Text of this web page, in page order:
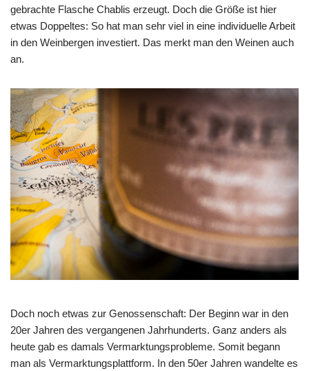
gebrachte Flasche Chablis erzeugt. Doch die Größe ist hier
etwas Doppeltes: So hat man sehr viel in eine individuelle Arbeit
in den Weinbergen investiert. Das merkt man den Weinen auch
an.
Doch noch etwas zur Genossenschaft: Der Beginn war in den
20er Jahren des vergangenen Jahrhunderts. Ganz anders als
heute gab es damals Vermarktungsprobleme. Somit begann
man als Vermarktungsplattform. In den 50er Jahren wandelte es